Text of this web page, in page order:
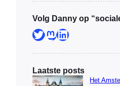
Volg Danny op
Twitter Mastodon LinkedIn
Laatste posts
Het